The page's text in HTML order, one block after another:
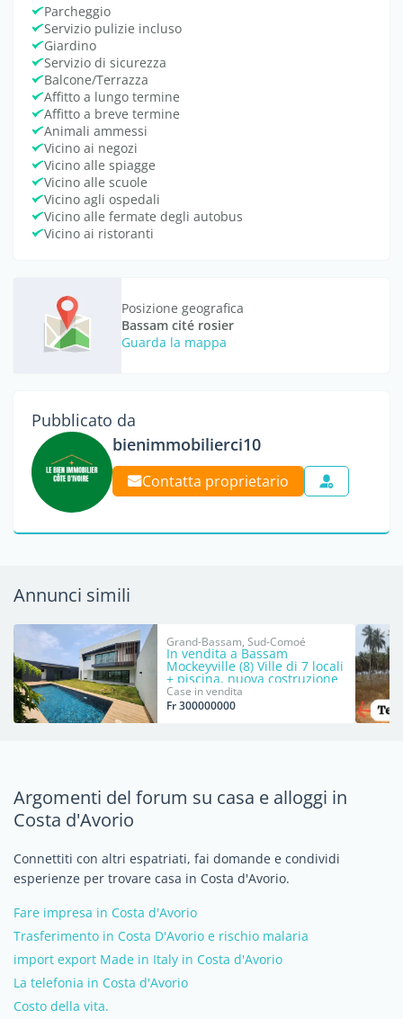
Parcheggio
Servizio pulizie incluso
Giardino
Servizio di sicurezza
Balcone/Terrazza
Affitto a lungo termine
Affitto a breve termine
Animali ammessi
Vicino ai negozi
Vicino alle spiagge
Vicino alle scuole
Vicino agli ospedali
Vicino alle fermate degli autobus
Vicino ai ristoranti
Posizione geografica
Bassam cité rosier
Guarda la mappa
Pubblicato da
bienimmobilierci10
Contatta proprietario
Annunci simili
Grand-Bassam, Sud-Comoé
In vendita a Bassam
Mockeyville (8) Ville di 7 locali
+ piscina, nuova costruzione
Case in vendita
Fr 300000000
Argomenti del forum su casa e alloggi in
Costa d'Avorio
Connettiti con altri espatriati, fai domande e condividi
esperienze per trovare casa in Costa d'Avorio.
Fare impresa in Costa d'Avorio
Trasferimento in Costa D'Avorio e rischio malaria
import export Made in Italy in Costa d'Avorio
La telefonia in Costa d'Avorio
Costo della vita.